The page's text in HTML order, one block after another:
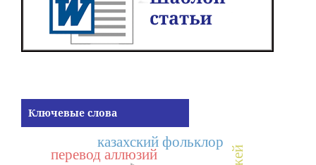
Ключевые слова
перевод аллюзий
казахский фольклор